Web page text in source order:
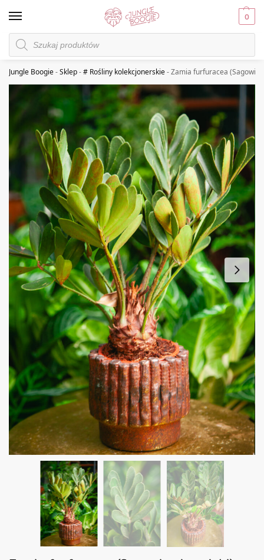
0
Jungle Boogie-Sklep-# Rośliny kolekcjonerskie-Zamia furfuracea